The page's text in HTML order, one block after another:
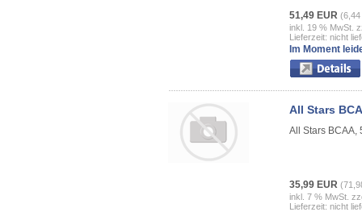
51,49 EUR (6,44
inkl. 19 % MwSt.
Lieferzeit: nicht
Im Moment
All Stars
All Stars BCAA,
35,99 EUR
inkl. 7 % MwSt.
Lieferzeit: nicht